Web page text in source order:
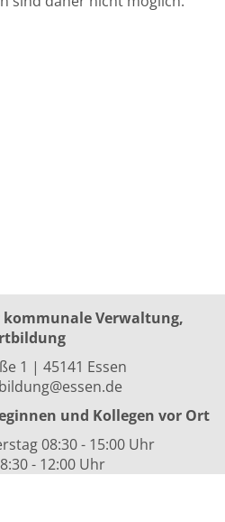
Verwaltung,
1 | 45141 Essen
und Kollegen vor Ort
08:30 - 15:00 Uhr
- 12:00 Uhr